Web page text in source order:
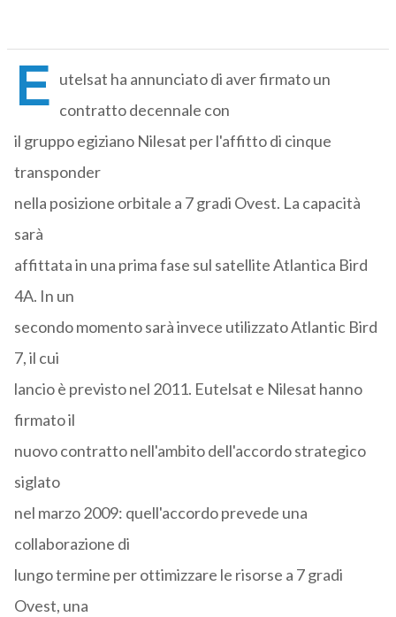
E utelsat ha annunciato di aver firmato un
contratto decennale con
il gruppo egiziano Nilesat per l'affitto di cinque
transponder
nella posizione orbitale a 7 gradi Ovest. La capacità
sarà
affittata in una prima fase sul satellite Atlantica Bird
4A. In un
secondo momento sarà invece utilizzato Atlantic Bird
7, il cui
lancio è previsto nel 2011. Eutelsat e Nilesat hanno
firmato il
nuovo contratto nell'ambito dell'accordo strategico
siglato
nel marzo 2009: quell'accordo prevede una
collaborazione di
lungo termine per ottimizzare le risorse a 7 gradi
Ovest, una